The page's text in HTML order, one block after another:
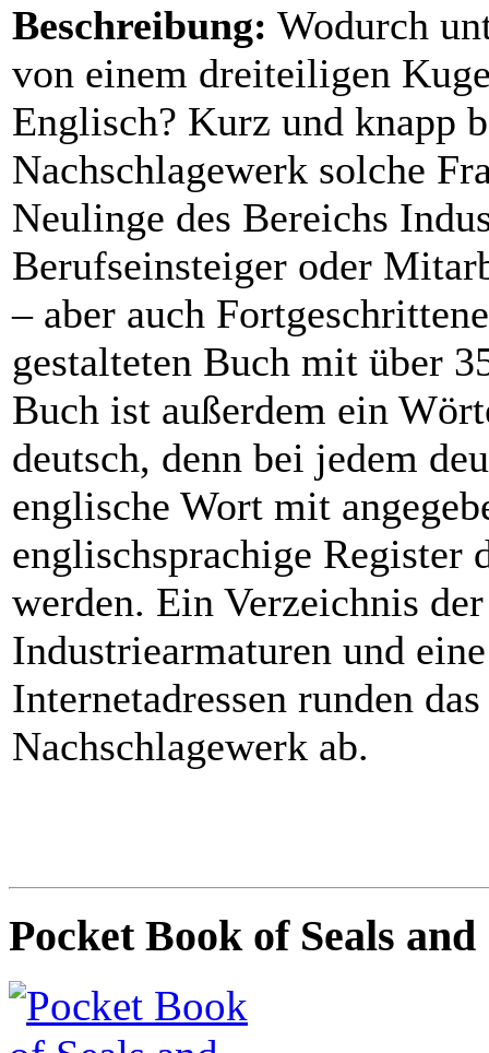
Beschreibung: Wodurch
von einem dreiteiligen
Englisch? Kurz und knapp
Nachschlagewerk solche
Neulinge des Bereichs
Berufseinsteiger oder
– aber auch
gestalteten Buch mit über
Buch ist außerdem ein
deutsch, denn bei jedem
englische Wort mit
englischsprachige Register
werden. Ein Verzeichnis
Industriearmaturen und
Internetadressen runden
Nachschlagewerk ab.
Pocket Book of Seals and